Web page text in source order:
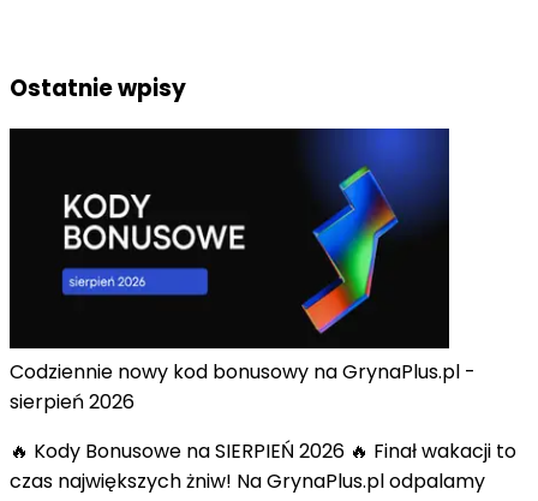
Ostatnie wpisy
Codziennie nowy kod bonusowy na GrynaPlus.pl -
sierpień 2026
🔥 Kody Bonusowe na SIERPIEŃ 2026 🔥 Finał wakacji to
czas największych żniw! Na GrynaPlus.pl odpalamy